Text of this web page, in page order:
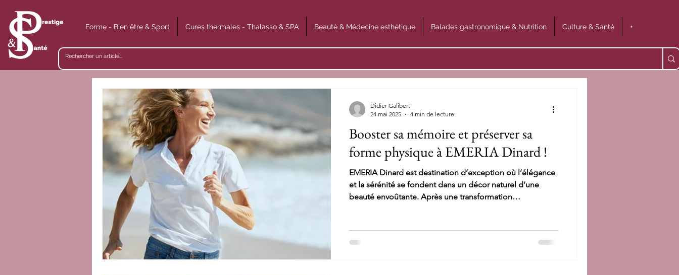
Forme - Bien être & Sport Cures thermales - Thalasso & SPA Beauté & Médecine esthétique Balades gastronomique & Nutrition Culture & Santé +
Booster sa mémoire et préserver sa
forme physique à EMERIA Dinard !
EMERIA Dinard est destination d’exception où l’élégance
et la sérénité se fondent dans un décor naturel d’une
beauté envoûtante. Après une transformation
parenthèse où luxe et bien-être se conjuguent à la
perfection.
Didier Galibert
24 mai 2025
4 min de lecture